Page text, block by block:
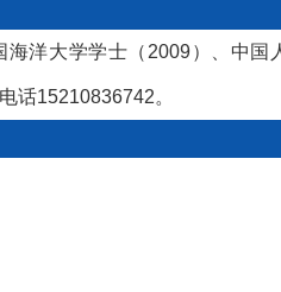
海洋大学学士（2009）、中国
话15210836742。